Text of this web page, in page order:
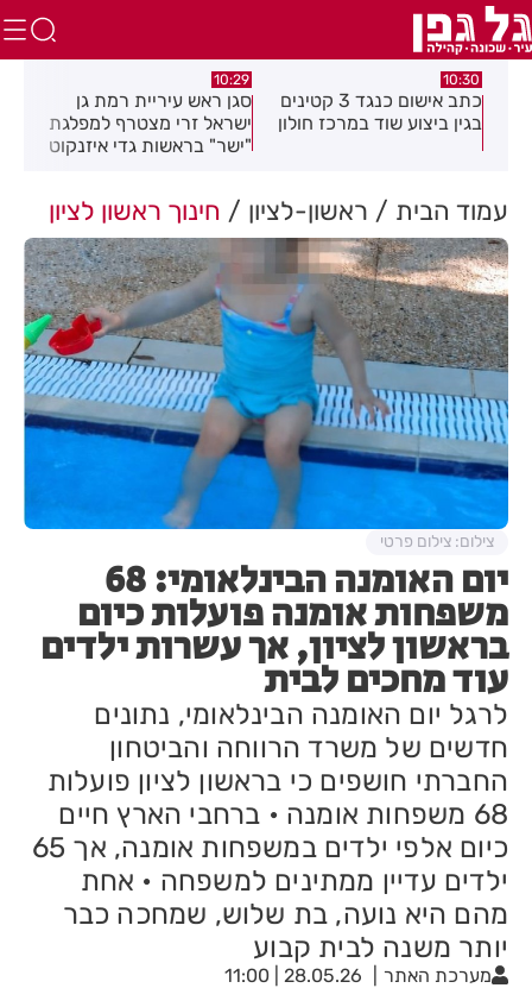
10:30
כתב אישום כנגד 3 קטינים
בגין ביצוע שוד במרכז חולון
10:29
סגן ראש עיריית רמת גן
ישראל זרי מצטרף למפלגת
"ישר" בראשות גדי איזנקוט
עמוד הבית ראשון-לציון חינוך ראשון לציון
יום האומנה הבינלאומי: 68
משפחות אומנה פועלות כיום
בראשון לציון, אך עשרות ילדים
עוד מחכים לבית
לרגל יום האומנה הבינלאומי, נתונים
חדשים של משרד הרווחה והביטחון
החברתי חושפים כי בראשון לציון פועלות
68 משפחות אומנה • ברחבי הארץ חיים
כיום אלפי ילדים במשפחות אומנה, אך 65
ילדים עדיין ממתינים למשפחה • אחת
מהם היא נועה, בת שלוש, שמחכה כבר
יותר משנה לבית קבוע
מערכת האתר 28.05.26 | 11:00
צילום: צילום פרטי